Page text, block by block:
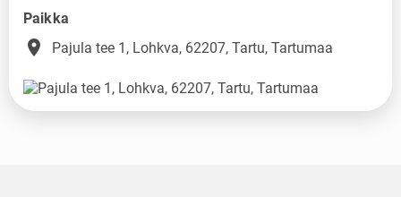
Paikka
place Pajula tee 1, Lohkva, 62207, Tartu, Tartumaa